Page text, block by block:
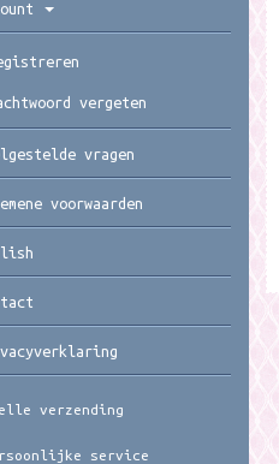
vergeten
vragen
voorwaarden
verzending
service